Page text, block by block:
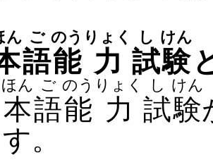
ん
語
ご
能
のう
力
りょく
試
し
験
けん
本
ほん
語
ご
能
のう
力
りょく
試
し
験
けん
。